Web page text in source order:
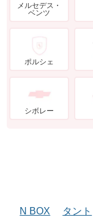
メルセデス・
ベンツ
ポルシェ
シボレー
N BOX タント